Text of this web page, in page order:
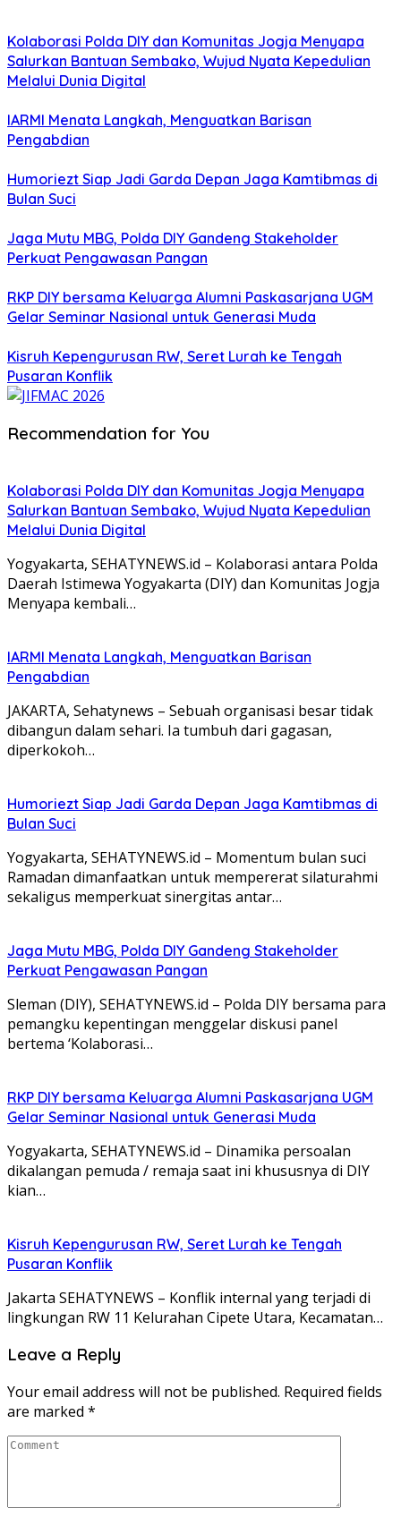
Kolaborasi Polda DIY dan Komunitas Jogja Menyapa
Salurkan Bantuan Sembako, Wujud Nyata Kepedulian
Melalui Dunia Digital
IARMI Menata Langkah, Menguatkan Barisan
Pengabdian
Humoriezt Siap Jadi Garda Depan Jaga Kamtibmas di
Bulan Suci
Jaga Mutu MBG, Polda DIY Gandeng Stakeholder
Perkuat Pengawasan Pangan
RKP DIY bersama Keluarga Alumni Paskasarjana UGM
Gelar Seminar Nasional untuk Generasi Muda
Kisruh Kepengurusan RW, Seret Lurah ke Tengah
Pusaran Konflik
Recommendation for You
Kolaborasi Polda DIY dan Komunitas Jogja Menyapa
Salurkan Bantuan Sembako, Wujud Nyata Kepedulian
Melalui Dunia Digital
Yogyakarta, SEHATYNEWS.id – Kolaborasi antara Polda
Daerah Istimewa Yogyakarta (DIY) dan Komunitas Jogja
Menyapa kembali…
IARMI Menata Langkah, Menguatkan Barisan
Pengabdian
JAKARTA, Sehatynews – Sebuah organisasi besar tidak
dibangun dalam sehari. Ia tumbuh dari gagasan,
diperkokoh…
Humoriezt Siap Jadi Garda Depan Jaga Kamtibmas di
Bulan Suci
Yogyakarta, SEHATYNEWS.id – Momentum bulan suci
Ramadan dimanfaatkan untuk mempererat silaturahmi
sekaligus memperkuat sinergitas antar…
Jaga Mutu MBG, Polda DIY Gandeng Stakeholder
Perkuat Pengawasan Pangan
Sleman (DIY), SEHATYNEWS.id – Polda DIY bersama para
pemangku kepentingan menggelar diskusi panel
bertema ‘Kolaborasi…
RKP DIY bersama Keluarga Alumni Paskasarjana UGM
Gelar Seminar Nasional untuk Generasi Muda
Yogyakarta, SEHATYNEWS.id – Dinamika persoalan
dikalangan pemuda / remaja saat ini khususnya di DIY
kian…
Kisruh Kepengurusan RW, Seret Lurah ke Tengah
Pusaran Konflik
Jakarta SEHATYNEWS – Konflik internal yang terjadi di
lingkungan RW 11 Kelurahan Cipete Utara, Kecamatan…
Leave a Reply
Your email address will not be published. Required fields
are marked *